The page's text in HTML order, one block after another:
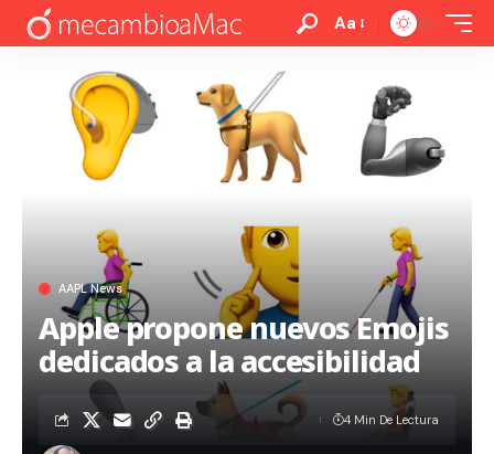
Aa
AAPL News
Apple propone nuevos Emojis
dedicados a la accesibilidad
4 Min De Lectura